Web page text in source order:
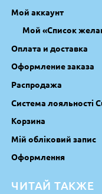
Мой аккаунт
Мой «Список
Оплата и доставка
Оформление заказа
Распродажа
Система лояльності
Корзина
Мій обліковий запис
Оформлення
ЧИТАЙ ТАКЖЕ